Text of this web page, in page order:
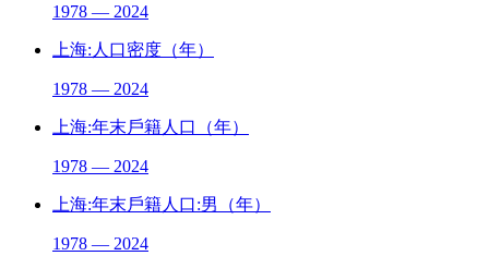
1978 — 2024
上海:人口密度（年）
1978 — 2024
上海:年末戶籍人口（年）
1978 — 2024
上海:年末戶籍人口:男（年）
1978 — 2024